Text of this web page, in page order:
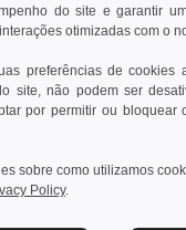
do site e garantir
otimizadas com o
preferências de cookies
site, não podem ser
por permitir ou bloquear
sobre como utilizamos
Policy.